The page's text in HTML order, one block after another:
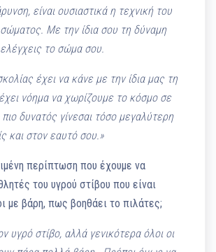
είναι ουσιαστικά η τεχνική του
Με την ίδια σου τη δύναμη
ελέγχεις το σώμα σου.
έχει να κάνε με την ίδια μας τη
νόημα να χωρίζουμε το κόσμο σε
δυνατός γίνεσαι τόσο μεγαλύτερη
και στον εαυτό σου.»
περίπτωση που έχουμε να
του υγρού στίβου που είναι
με βάρη, πως βοηθάει το πιλάτες;
υγρό στίβο, αλλά γενικότερα όλοι οι